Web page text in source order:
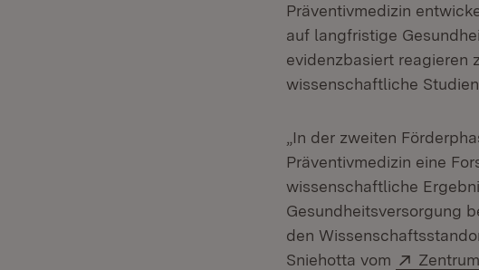
Präventivmedizin
auf langfristige
evidenzbasiert reagieren
wissenschaftliche
„In der zweiten
Präventivmedizin eine
wissenschaftliche
Gesundheitsversorgung
den
Sniehotta vom
Extern: